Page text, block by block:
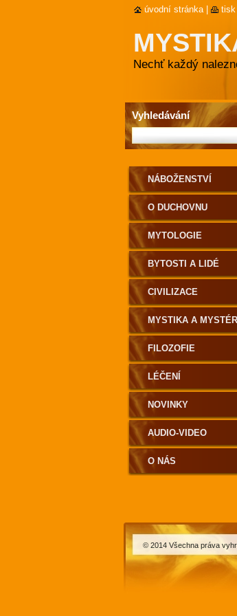
Nechť každý
NÁBOŽENSTVÍ
O DUCHOVNU
MYTOLOGIE
BYTOSTI A LIDÉ
CIVILIZACE
MYSTIKA A
FILOZOFIE
LÉČENÍ
NOVINKY
AUDIO-VIDEO
O NÁS
Vyhledávání
úvodní stránka tisk
© 2014 Všechna práva